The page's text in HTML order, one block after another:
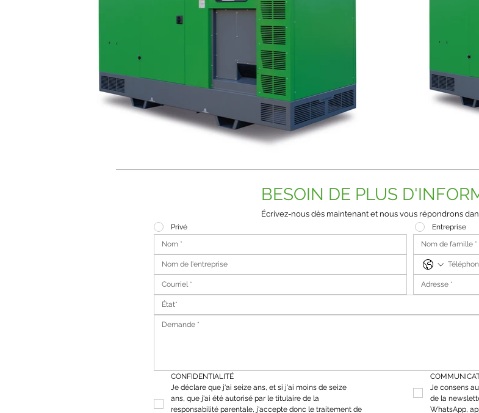
BESOIN DE PLUS
Écrivez-nous dès maintenant et nous vous répondrons
Privé Entreprise
État*
CONFIDENTIALITÉ
Je déclare que j'ai seize ans, et si j'ai moins de seize
ans, que j'ai été autorisé par le titulaire de la
responsabilité parentale, j'accepte donc le traitement de
Je consens
de la
WhatsApp,